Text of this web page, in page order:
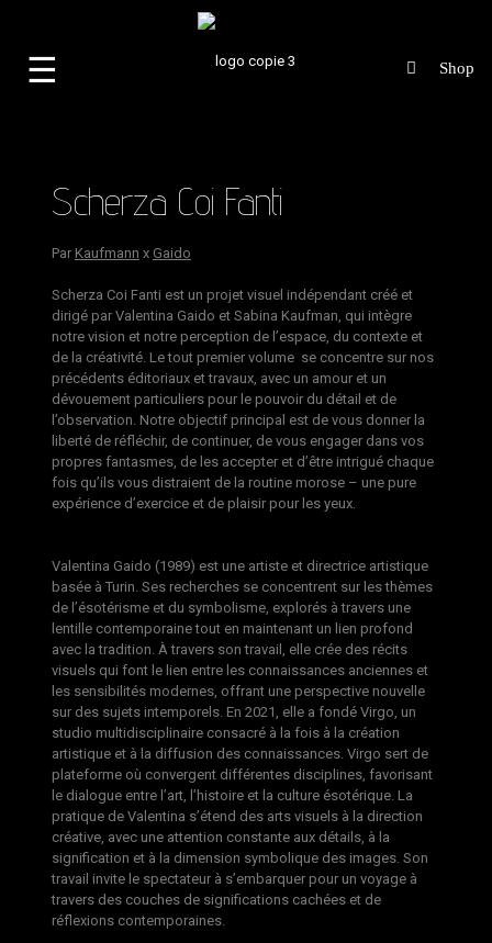
☰
Scherza Coi Fanti
Par Kaufmann x Gaido
Scherza Coi Fanti est un projet visuel indépendant créé et
dirigé par Valentina Gaido et Sabina Kaufman, qui intègre
notre vision et notre perception de l’espace, du contexte et
de la créativité. Le tout premier volume se concentre sur nos
précédents éditoriaux et travaux, avec un amour et un
dévouement particuliers pour le pouvoir du détail et de
l’observation. Notre objectif principal est de vous donner la
liberté de réfléchir, de continuer, de vous engager dans vos
propres fantasmes, de les accepter et d’être intrigué chaque
fois qu’ils vous distraient de la routine morose – une pure
expérience d’exercice et de plaisir pour les yeux.
Valentina Gaido (1989) est une artiste et directrice artistique
basée à Turin. Ses recherches se concentrent sur les thèmes
de l’ésotérisme et du symbolisme, explorés à travers une
lentille contemporaine tout en maintenant un lien profond
avec la tradition. À travers son travail, elle crée des récits
visuels qui font le lien entre les connaissances anciennes et
les sensibilités modernes, offrant une perspective nouvelle
sur des sujets intemporels. En 2021, elle a fondé Virgo, un
studio multidisciplinaire consacré à la fois à la création
artistique et à la diffusion des connaissances. Virgo sert de
plateforme où convergent différentes disciplines, favorisant
le dialogue entre l’art, l’histoire et la culture ésotérique. La
pratique de Valentina s’étend des arts visuels à la direction
créative, avec une attention constante aux détails, à la
signification et à la dimension symbolique des images. Son
travail invite le spectateur à s’embarquer pour un voyage à
travers des couches de significations cachées et de
réflexions contemporaines.